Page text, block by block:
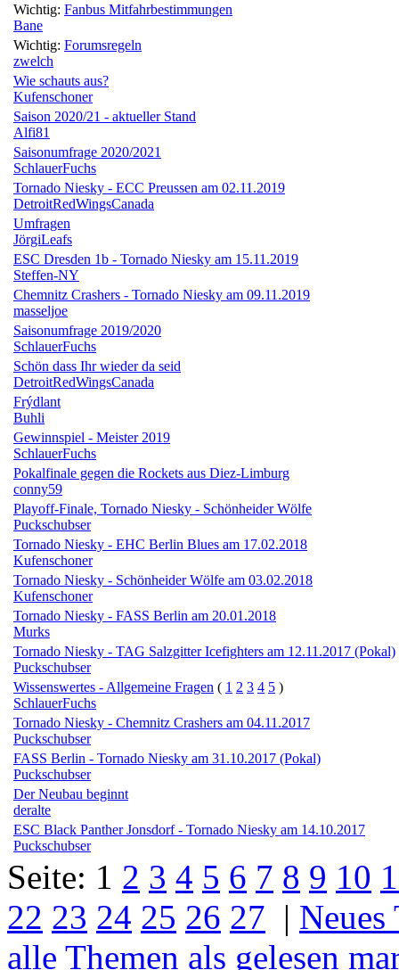
Wichtig: Fanbus Mitfahrbestimmungen
Bane
Wichtig: Forumsregeln
zwelch
Wie schauts aus?
Kufenschoner
Saison 2020/21 - aktueller Stand
Alfi81
Saisonumfrage 2020/2021
SchlauerFuchs
Tornado Niesky - ECC Preussen am 02.11.2019
DetroitRedWingsCanada
Umfragen
JörgiLeafs
ESC Dresden 1b - Tornado Niesky am 15.11.2019
Steffen-NY
Chemnitz Crashers - Tornado Niesky am 09.11.2019
masseljoe
Saisonumfrage 2019/2020
SchlauerFuchs
Schön dass Ihr wieder da seid
DetroitRedWingsCanada
Frýdlant
Buhli
Gewinnspiel - Meister 2019
SchlauerFuchs
Pokalfinale gegen die Rockets aus Diez-Limburg
conny59
Playoff-Finale, Tornado Niesky - Schönheider Wölfe
Puckschubser
Tornado Niesky - EHC Berlin Blues am 17.02.2018
Kufenschoner
Tornado Niesky - Schönheider Wölfe am 03.02.2018
Kufenschoner
Tornado Niesky - FASS Berlin am 20.01.2018
Murks
Tornado Niesky - TAG Salzgitter Icefighters am 12.11.2017 (Pokal)
Puckschubser
Wissenswertes - Allgemeine Fragen ( 1 2 3 4 5 )
SchlauerFuchs
Tornado Niesky - Chemnitz Crashers am 04.11.2017
Puckschubser
FASS Berlin - Tornado Niesky am 31.10.2017 (Pokal)
Puckschubser
Der Neubau beginnt
deralte
ESC Black Panther Jonsdorf - Tornado Niesky am 14.10.2017
Puckschubser
Seite: 1 2 3 4 5 6 7 8 9 10
22 23 24 25 26 27 | Neues
alle Themen als gelesen